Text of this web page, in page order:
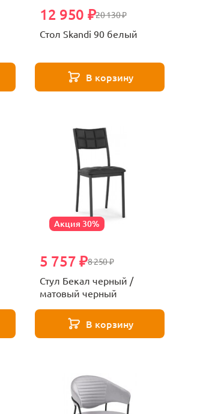
20 130 ₽
12 950 ₽
Стол Skandi 90 белый
В корзину
Акция 30%
8 250 ₽
5 757 ₽
Стул Бекал черный /
матовый черный
В корзину